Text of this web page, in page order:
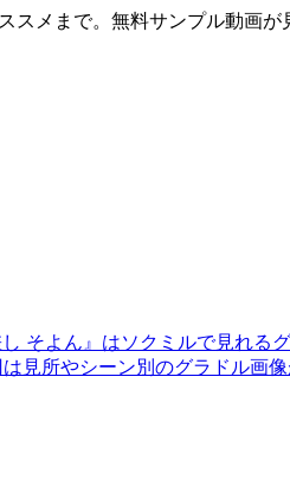
メまで。無料サンプル動画が
そよん』はソクミルで見れる
見所やシーン別のグラドル画像